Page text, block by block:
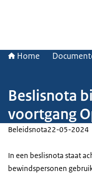
Home
Beslisnota
voortgang
Beleidsnota22-05-2024
In een beslisnota staat
bewindspersonen